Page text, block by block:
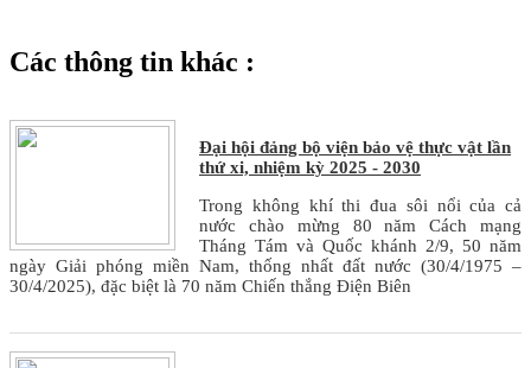
Các thông tin khác :
Đại hội đảng bộ viện bảo vệ thực vật lần
thứ xi, nhiệm kỳ 2025 - 2030
Trong không khí thi đua sôi nổi của cả
nước chào mừng 80 năm Cách mạng
Tháng Tám và Quốc khánh 2/9, 50 năm
ngày Giải phóng miền Nam, thống nhất đất nước (30/4/1975 –
30/4/2025), đặc biệt là 70 năm Chiến thắng Điện Biên